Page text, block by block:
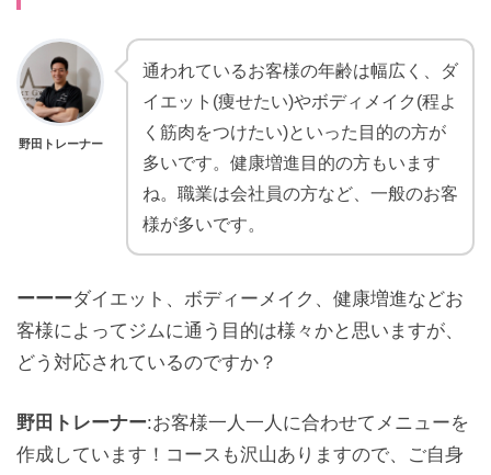
野田トレーナー
通われているお客様の年齢は幅広く、ダ
イエット(痩せたい)やボディメイク(程よ
く筋肉をつけたい)といった目的の方が
多いです。健康増進目的の方もいます
ね。職業は会社員の方など、一般のお客
様が多いです。
ーーーダイエット、ボディーメイク、健康増進などお
客様によってジムに通う目的は様々かと思いますが、
どう対応されているのですか？
野田トレーナー:お客様一人一人に合わせてメニューを
作成しています！コースも沢山ありますので、ご自身